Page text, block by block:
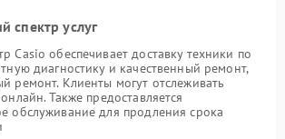
спектр услуг
Casio обеспечивает доставку техники по
диагностику и качественный ремонт,
ремонт. Клиенты могут отслеживать
Также предоставляется
обслуживание для продления срока